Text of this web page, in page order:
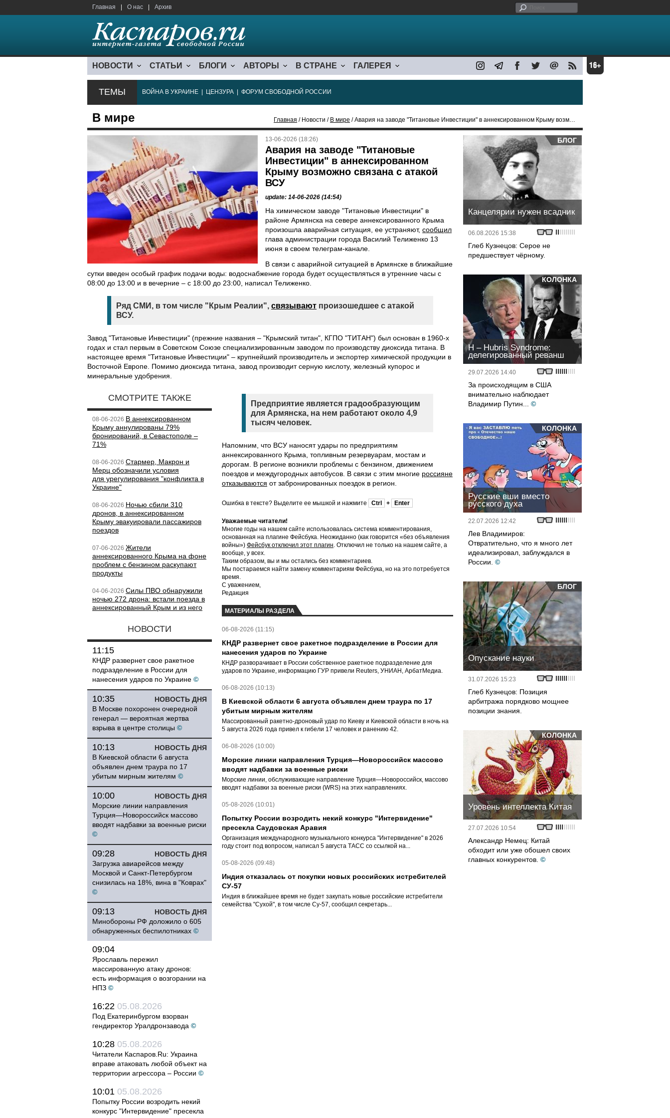
Главная О нас Архив
НОВОСТИ СТАТЬИ БЛОГИ АВТОРЫ В СТРАНЕ ГАЛЕРЕЯ
ТЕМЫ ВОЙНА В УКРАИНЕ ЦЕНЗУРА ФОРУМ СВОБОДНОЙ РОССИИ
В мире Главная / Новости / В мире / Авария на заводе "Титановые Инвестиции" в аннексированном Крыму возможно связана с атакой ВСУ
13-06-2026 (18:26)
Авария на заводе "Титановые
Инвестиции" в аннексированном
Крыму возможно связана с атакой
ВСУ
update: 14-06-2026 (14:54)
На химическом заводе "Титановые Инвестиции" в
районе Армянска на севере аннексированного Крыма
произошла аварийная ситуация, ее устраняют, сообщил
глава администрации города Василий Телиженко 13
июня в своем телеграм-канале.
В связи с аварийной ситуацией в Армянске в ближайшие
сутки введен особый график подачи воды: водоснабжение города будет осуществляться в утренние часы с
08:00 до 13:00 и в вечерние – с 18:00 до 23:00, написал Телиженко.
Ряд СМИ, в том числе "Крым Реалии", связывают произошедшее с атакой
ВСУ.
Завод "Титановые Инвестиции" (прежние названия – "Крымский титан", КГПО "ТИТАН") был основан в 1960-х
годах и стал первым в Советском Союзе специализированным заводом по производству диоксида титана. В
настоящее время "Титановые Инвестиции" – крупнейший производитель и экспортер химической продукции в
Восточной Европе. Помимо диоксида титана, завод производит серную кислоту, железный купорос и
минеральные удобрения.
СМОТРИТЕ ТАКЖЕ
08-06-2026 В аннексированном
Крыму аннулированы 79%
бронирований, в Севастополе –
71%
08-06-2026 Стармер, Макрон и
Мерц обозначили условия
для урегулирования "конфликта в
Украине"
08-06-2026 Ночью сбили 310
дронов, в аннексированном
Крыму эвакуировали пассажиров
поездов
07-06-2026 Жители
аннексированного Крыма на фоне
проблем с бензином раскупают
продукты
04-06-2026 Силы ПВО обнаружили
ночью 272 дрона: встали поезда в
аннексированный Крым и из него
НОВОСТИ
11:15
КНДР развернет свое ракетное
подразделение в России для
нанесения ударов по Украине ©
НОВОСТЬ ДНЯ
10:35
В Москве похоронен очередной
генерал — вероятная жертва
взрыва в центре столицы ©
НОВОСТЬ ДНЯ
10:13
В Киевской области 6 августа
объявлен днем траура по 17
убитым мирным жителям ©
НОВОСТЬ ДНЯ
10:00
Морские линии направления
Турция—Новороссийск массово
вводят надбавки за военные риски
©
НОВОСТЬ ДНЯ
09:28
Загрузка авиарейсов между
Москвой и Санкт-Петербургом
снизилась на 18%, вина в "Коврах"
©
НОВОСТЬ ДНЯ
09:13
Минобороны РФ доложило о 605
обнаруженных беспилотниках ©
09:04
Ярославль пережил
массированную атаку дронов:
есть информация о возгорании на
НПЗ ©
16:22 05.08.2026
Под Екатеринбургом взорван
гендиректор Уралдронзавода ©
10:28 05.08.2026
Читатели Каспаров.Ru: Украина
вправе атаковать любой объект на
территории агрессора – России ©
10:01 05.08.2026
Попытку России возродить некий
конкурс "Интервидение" пресекла
Предприятие является градообразующим
для Армянска, на нем работают около 4,9
тысяч человек.
Напомним, что ВСУ наносят удары по предприятиям
аннексированного Крыма, топливным резервуарам, мостам и
дорогам. В регионе возникли проблемы с бензином, движением
поездов и междугородных автобусов. В связи с этим многие россияне
отказываются от забронированных поездок в регион.
Ошибка в тексте? Выделите ее мышкой и нажмите Ctrl + Enter
Уважаемые читатели!
Многие годы на нашем сайте использовалась система комментирования,
основанная на плагине Фейсбука. Неожиданно (как говорится «без объявления
войны») Фейсбук отключил этот плагин. Отключил не только на нашем сайте, а
вообще, у всех.
Таким образом, вы и мы остались без комментариев.
Мы постараемся найти замену комментариям Фейсбука, но на это потребуется
время.
С уважением,
Редакция
МАТЕРИАЛЫ РАЗДЕЛА
06-08-2026 (11:15)
КНДР развернет свое ракетное подразделение в России для
нанесения ударов по Украине
КНДР разворачивает в России собственное ракетное подразделение для
ударов по Украине, информацию ГУР привели Reuters, УНИАН, АрбатМедиа.
06-08-2026 (10:13)
В Киевской области 6 августа объявлен днем траура по 17
убитым мирным жителям
Массированный ракетно-дроновый удар по Киеву и Киевской области в ночь на
5 августа 2026 года привел к гибели 17 человек и ранению 42.
06-08-2026 (10:00)
Морские линии направления Турция—Новороссийск массово
вводят надбавки за военные риски
Морские линии, обслуживающие направление Турция—Новороссийск, массово
вводят надбавки за военные риски (WRS) на этих направлениях.
05-08-2026 (10:01)
Попытку России возродить некий конкурс "Интервидение"
пресекла Саудовская Аравия
Организация международного музыкального конкурса "Интервидение" в 2026
году стоит под вопросом, написал 5 августа ТАСС со ссылкой на...
05-08-2026 (09:48)
Индия отказалась от покупки новых российских истребителей
СУ-57
Индия в ближайшее время не будет закупать новые российские истребители
семейства "Сухой", в том числе Су-57, сообщил секретарь...
БЛОГ
Канцелярии нужен всадник
06.08.2026 15:38
Глеб Кузнецов: Серое не
предшествует чёрному.
КОЛОНКА
H – Hubris Syndrome:
делегированный реванш
29.07.2026 14:40
За происходящим в США
внимательно наблюдает
Владимир Путин...
©
КОЛОНКА
Русские вши вместо
русского духа
22.07.2026 12:42
Лев Владимиров:
Отвратительно, что я много лет
идеализировал, заблуждался в
России. ©
БЛОГ
Опускание науки
31.07.2026 15:23
Глеб Кузнецов: Позиция
арбитража порядково мощнее
позиции знания.
КОЛОНКА
Уровень интеллекта Китая
27.07.2026 10:54
Александр Немец: Китай
обходит или уже обошел своих
главных конкурентов. ©